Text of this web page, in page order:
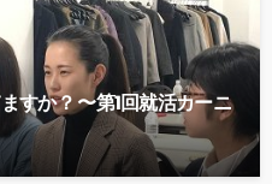
すか？ 〜第1回就活カーニ